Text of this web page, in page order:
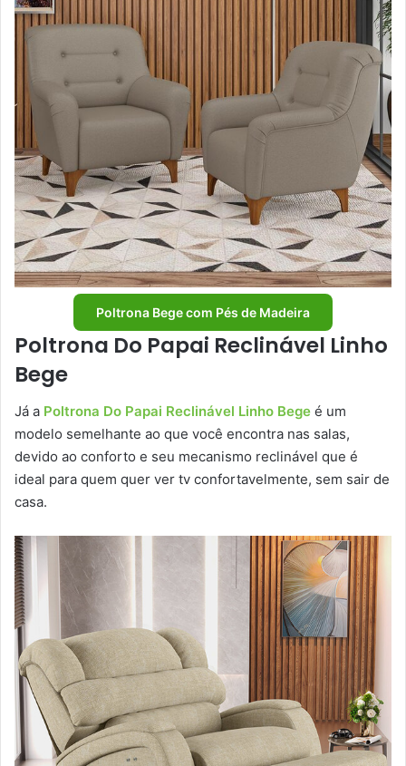
Poltrona Bege com Pés de Madeira
Poltrona Do Papai Reclinável Linho
Bege
Já a Poltrona Do Papai Reclinável Linho Bege é um
modelo semelhante ao que você encontra nas salas,
devido ao conforto e seu mecanismo reclinável que é
ideal para quem quer ver tv confortavelmente, sem sair de
casa.